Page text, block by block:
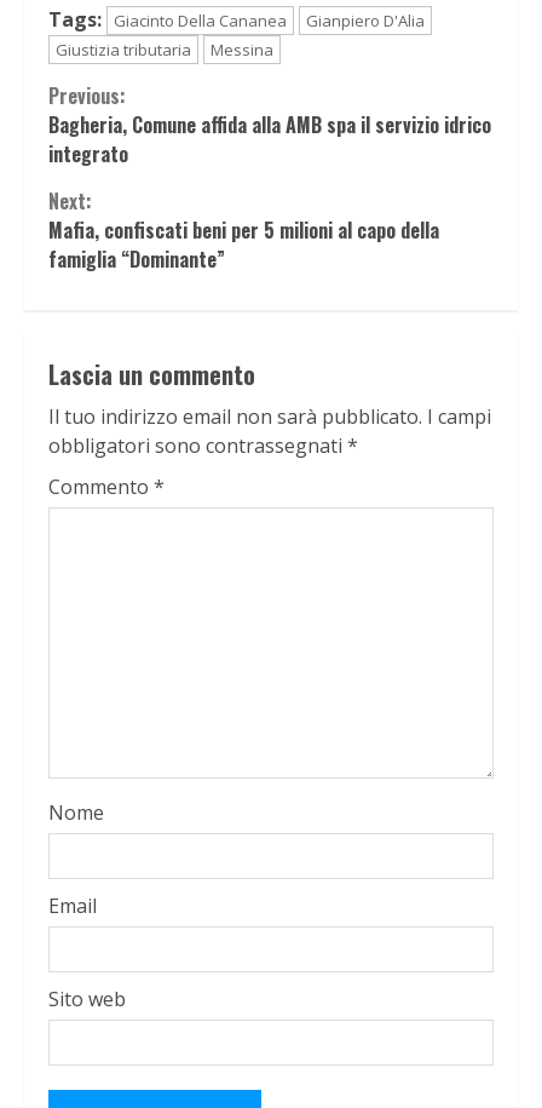
Tags:
Giacinto Della Cananea
Gianpiero D'Alia
Giustizia tributaria
Messina
Continue
Reading
Previous:
Bagheria, Comune affida alla AMB spa il servizio idrico
integrato
Next:
Mafia, confiscati beni per 5 milioni al capo della
famiglia “Dominante”
Lascia un commento
Il tuo indirizzo email non sarà pubblicato. I campi
obbligatori sono contrassegnati *
Commento *
Nome
Email
Sito web